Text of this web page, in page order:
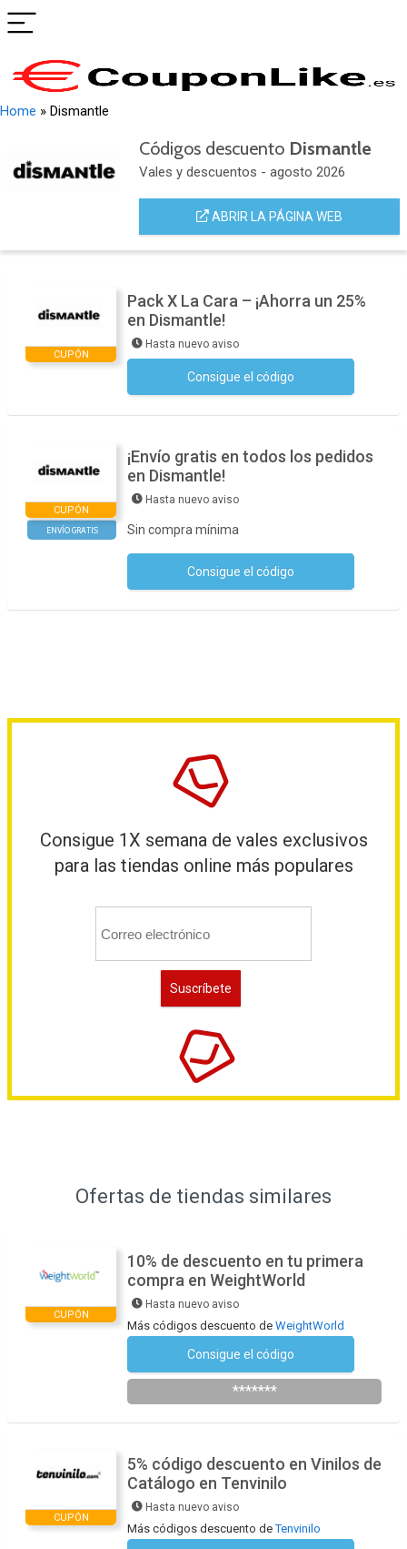
Home » Dismantle
Códigos descuento Dismantle
Vales y descuentos - agosto 2026
ABRIR LA PÁGINA WEB
CUPÓN
Pack X La Cara – ¡Ahorra un 25%
en Dismantle!
Hasta nuevo aviso
Consigue el código
CUPÓN
ENVÍO GRATIS
¡Envío gratis en todos los pedidos
en Dismantle!
Hasta nuevo aviso
Sin compra mínima
Consigue el código
Consigue 1X semana de vales exclusivos
para las tiendas online más populares
Ofertas de tiendas similares
CUPÓN
10% de descuento en tu primera
compra en WeightWorld
Hasta nuevo aviso
Más códigos descuento de WeightWorld
Consigue el código
*******
CUPÓN
5% código descuento en Vinilos de
Catálogo en Tenvinilo
Hasta nuevo aviso
Más códigos descuento deTenvinilo